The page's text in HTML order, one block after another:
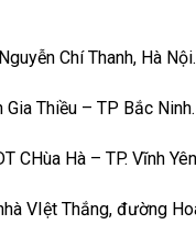
Chí Thanh, Hà Nội.
Gia Thiều – TP Bắc Ninh.
CHùa Hà – TP. Vĩnh
VIệt Thắng, đường